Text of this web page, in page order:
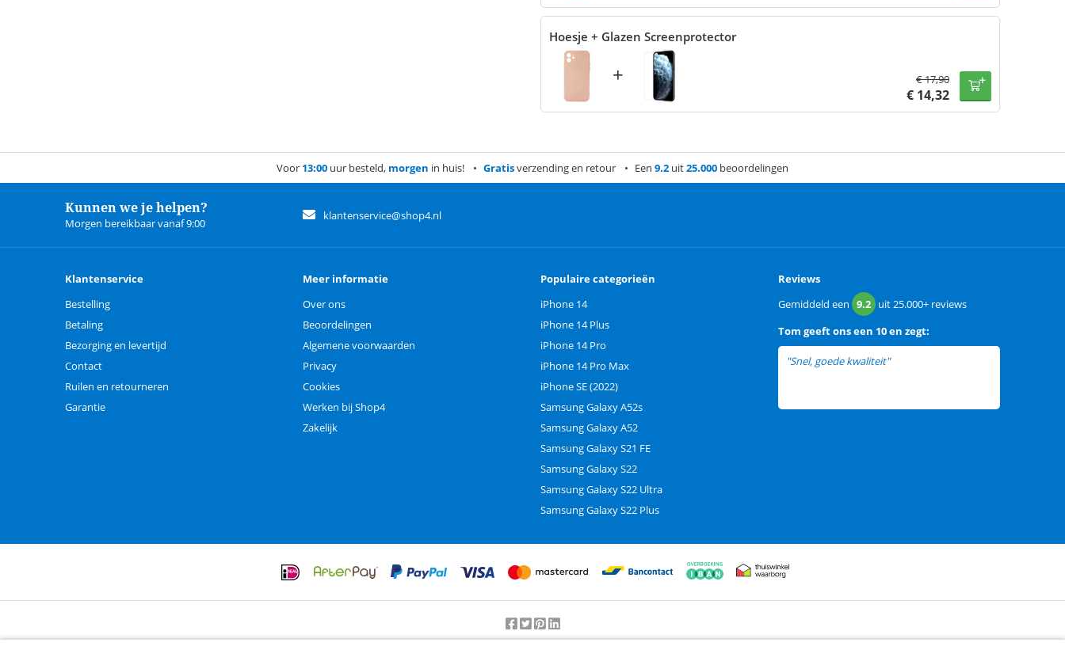
Hoesje + Glazen Screenprotector
+ €17,90
€ 14,32
Voor 13:00 uur besteld, morgen in huis! Gratisverzending en retour Een 9.2 uit25.000 beoordelingen
Kunnen we je helpen?
Morgen bereikbaar vanaf 9:00
klantenservice@shop4.nl
Klantenservice
Bestelling
Betaling
Bezorging en levertijd
Contact
Ruilen en retourneren
Garantie
Meer informatie
Over ons
Beoordelingen
Algemene voorwaarden
Privacy
Cookies
Werken bij Shop4
Zakelijk
Populaire categorieën
iPhone 14
iPhone 14 Plus
iPhone 14 Pro
iPhone 14 Pro Max
iPhone SE (2022)
Samsung Galaxy A52s
Samsung Galaxy A52
Samsung Galaxy S21 FE
Samsung Galaxy S22
Samsung Galaxy S22 Ultra
Samsung Galaxy S22 Plus
Reviews
Gemiddeld een 9.2 uit25.000+ reviews
Tom geeft ons een 10 en zegt:
"Snel, goede kwaliteit"
Beoordeling door klanten:9.2/10-25000beoordelingen